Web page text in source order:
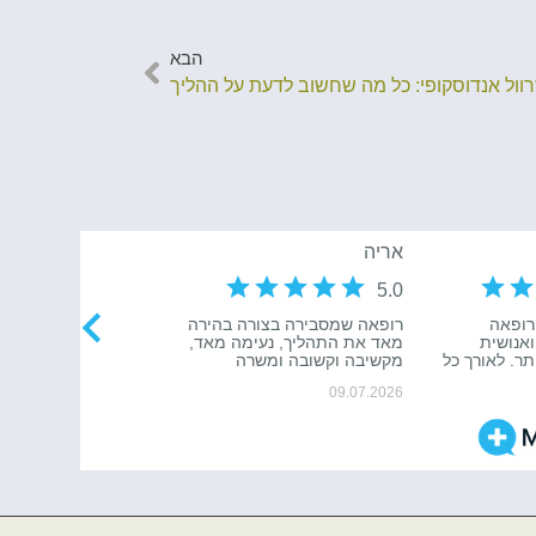
הבא
אנדוסקופי: כל מה שחשוב לדעת על ההליך